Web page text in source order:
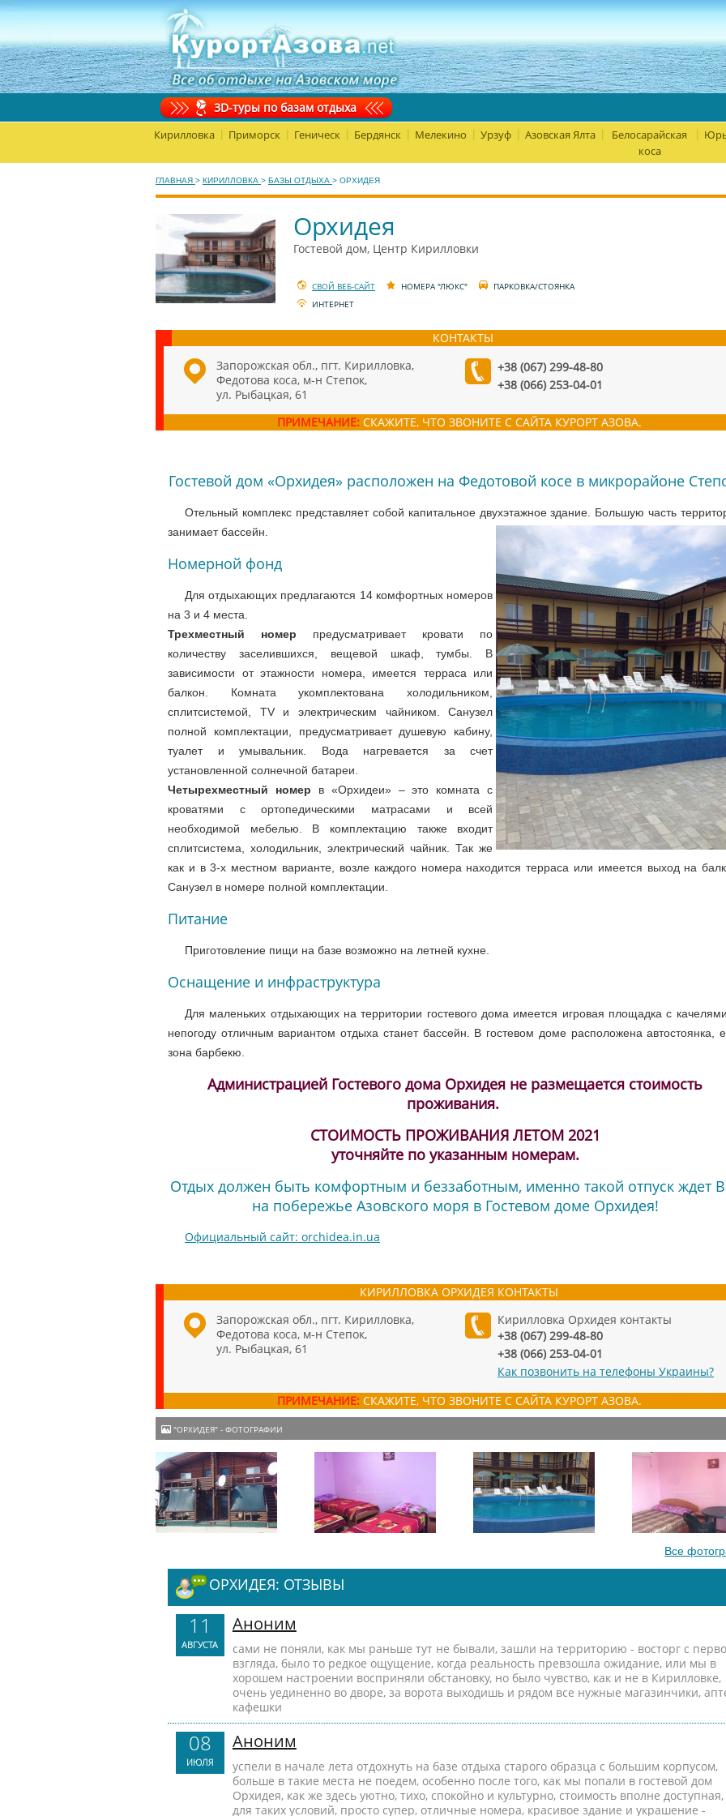
3D-туры по базам отдыха
Кирилловка Приморск Геническ Бердянск Мелекино Урзуф Азовская Ялта
Белосарайская
коса
ГЛАВНАЯ > КИРИЛЛОВКА > БАЗЫ ОТДЫХА > ОРХИДЕЯ
Орхидея
Гостевой дом, Центр Кирилловки
СВОЙ ВЕБ-САЙТ НОМЕРА "ЛЮКС"
ПАРКОВКА/СТОЯНКА
ИНТЕРНЕТ
КОНТАКТЫ
Запорожская обл., пгт. Кирилловка,
Федотова коса, м-н Степок,
ул. Рыбацкая, 61
+38 (067) 299-48-80
+38 (066) 253-04-01
ПРИМЕЧАНИЕ:СКАЖИТЕ, ЧТО ЗВОНИТЕ С САЙТА КУРОРТ АЗОВА.
Гостевой дом «Орхидея» расположен на Федотовой косе в микрорайоне
Отельный комплекс представляет собой капитальное двухэтажное здание. Большую часть
занимает бассейн.
Номерной фонд
Для отдыхающих предлагаются 14 комфортных номеров
на 3 и 4 места.
Трехместный номер предусматривает кровати по
количеству заселившихся, вещевой шкаф, тумбы. В
зависимости от этажности номера, имеется терраса или
балкон. Комната укомплектована холодильником,
сплитсистемой, TV и электрическим чайником. Санузел
полной комплектации, предусматривает душевую кабину,
туалет и умывальник. Вода нагревается за счет
установленной солнечной батареи.
Четырехместный номер в «Орхидеи» – это комната с
кроватями с ортопедическими матрасами и всей
необходимой мебелью. В комплектацию также входит
сплитсистема, холодильник, электрический чайник. Так же
как и в 3-х местном варианте, возле каждого номера находится терраса или имеется выход на
Санузел в номере полной комплектации.
Питание
Приготовление пищи на базе возможно на летней кухне.
Оснащение и инфраструктура
Для маленьких отдыхающих на территории гостевого дома имеется игровая площадка с
непогоду отличным вариантом отдыха станет бассейн. В гостевом доме расположена автостоянка,
зона барбекю.
Администрацией Гостевого дома Орхидея не размещается стоимость
проживания.
СТОИМОСТЬ ПРОЖИВАНИЯ ЛЕТОМ 2021
уточняйте по указанным номерам.
Отдых должен быть комфортным и беззаботным, именно такой отпуск ждет
на побережье Азовского моря в Гостевом доме Орхидея!
Официальный сайт: orchidea.in.ua
КИРИЛЛОВКА ОРХИДЕЯ КОНТАКТЫ
Запорожская обл., пгт. Кирилловка,
Федотова коса, м-н Степок,
ул. Рыбацкая, 61
Кирилловка Орхидея контакты
+38 (067) 299-48-80
+38 (066) 253-04-01
Как позвонить на телефоны Украины?
ПРИМЕЧАНИЕ:СКАЖИТЕ, ЧТО ЗВОНИТЕ С САЙТА КУРОРТ АЗОВА.
"ОРХИДЕЯ" - ФОТОГРАФИИ
Все
ОРХИДЕЯ: ОТЗЫВЫ
11
АВГУСТА
Аноним
сами не поняли, как мы раньше тут не бывали, зашли на территорию - восторг с
взгляда, было то редкое ощущение, когда реальность превзошла ожидание, или мы в
хорошем настроении восприняли обстановку, но было чувство, как и не в Кирилловке,
очень уединенно во дворе, за ворота выходишь и рядом все нужные магазинчики,
кафешки
08
ИЮЛЯ
Аноним
успели в начале лета отдохнуть на базе отдыха старого образца с большим корпусом,
больше в такие места не поедем, особенно после того, как мы попали в гостевой дом
Орхидея, как же здесь уютно, тихо, спокойно и культурно, стоимость вполне
для таких условий, просто супер, отличные номера, красивое здание и украшение -